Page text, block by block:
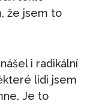
že jsem to
i radikální
lidi jsem
Je to